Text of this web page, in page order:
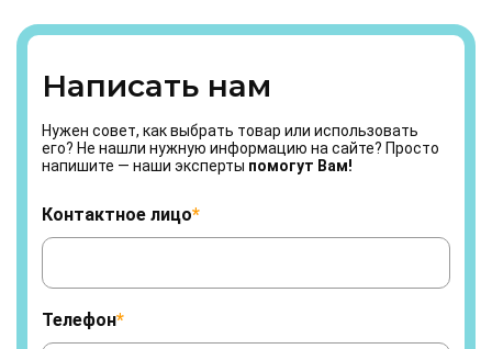
Написать нам
Нужен совет, как выбрать товар или использовать
его? Не нашли нужную информацию на сайте? Просто
напишите — наши эксперты помогут Вам!
Контактное лицо*
Телефон*